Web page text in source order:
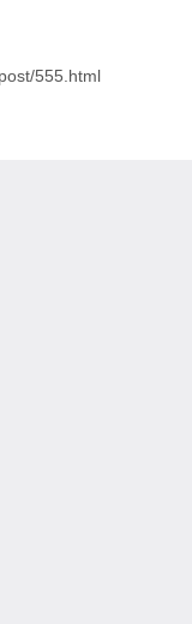
555.html